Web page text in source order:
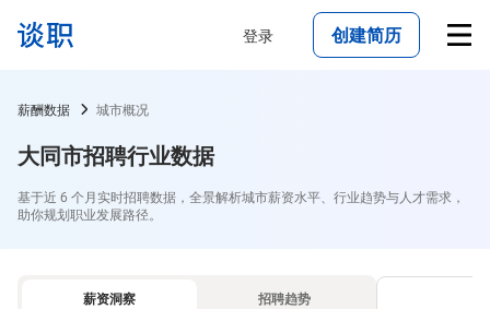
登录 创建简历
薪酬数据 城市概况
大同市招聘行业数据
基于近 6 个月实时招聘数据，全景解析城市薪资水平、行业趋势与人才需求，
助你规划职业发展路径。
薪资洞察 招聘趋势